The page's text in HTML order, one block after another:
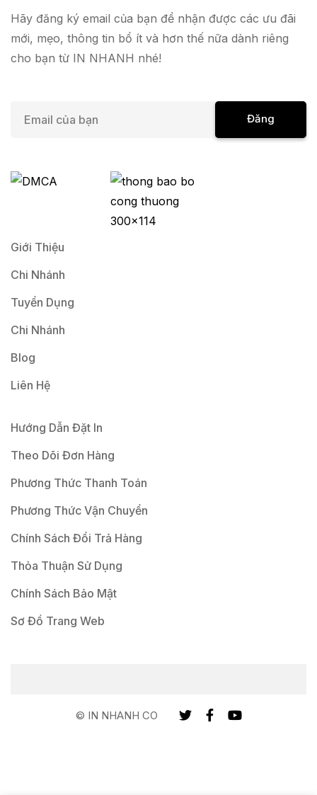
Hãy đăng ký email của bạn để nhận được các ưu đãi
mới, mẹo, thông tin bổ ít và hơn thế nữa dành riêng
cho bạn từ IN NHANH nhé!
i
Đăng
Giới Thiệu
Chi Nhánh
Tuyển Dụng
Chi Nhánh
Blog
Liên Hệ
Hướng Dẫn Đặt In
Theo Dõi Đơn Hàng
Phương Thức Thanh Toán
Phương Thức Vận Chuyển
Chính Sách Đổi Trả Hàng
Thỏa Thuận Sử Dụng
Chính Sách Bảo Mật
Sơ Đồ Trang Web
© IN NHANH CO